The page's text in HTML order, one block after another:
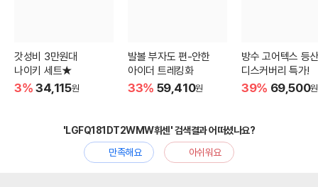
갓성비 3만원대
나이키 세트★
3% 34,115원
발볼 부자도 편-안한
아이더 트레킹화
33% 59,410원
방수 고어텍스 등
디스커버리 특가!
39% 69,500원
'LGFQ181DT2WMW휘센' 검색결과 어떠셨나요?
만족해요
아쉬워요